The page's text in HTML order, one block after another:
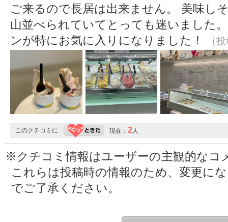
ご来るので長居は出来ません。 美味し
山並べられていてとっても迷いました
ンが特にお気に入りになりました！
（
このクチコミに 現在： 2 人
※クチコミ情報はユーザーの主観的なコ
これらは投稿時の情報のため、変更に
でご了承ください。